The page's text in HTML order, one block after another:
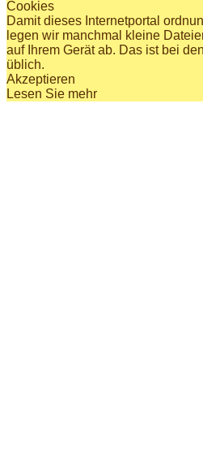
Cookies
Damit dieses Internetportal
legen wir manchmal kleine
auf Ihrem Gerät ab. Das ist bei
üblich.
Akzeptieren
Lesen Sie mehr